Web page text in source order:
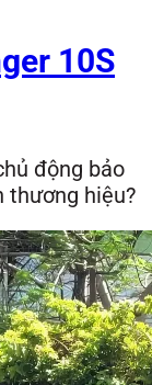
10S
động bảo
thương hiệu?